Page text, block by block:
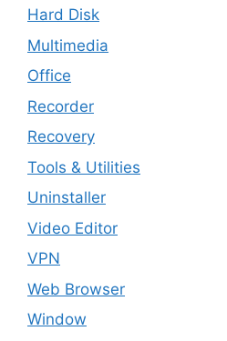
Hard Disk
Multimedia
Office
Recorder
Recovery
Tools & Utilities
Uninstaller
Video Editor
VPN
Web Browser
Window